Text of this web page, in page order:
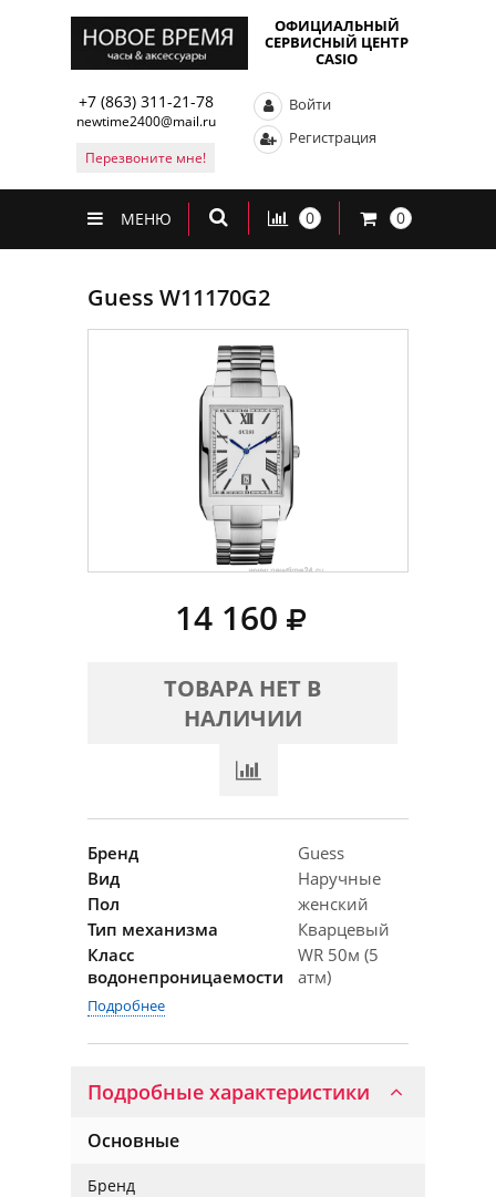
ОФИЦИАЛЬНЫЙ
СЕРВИСНЫЙ ЦЕНТР
CASIO
+7 (863) 311-21-78
newtime2400@mail.ru
Перезвоните мне!
Войти
Регистрация
МЕНЮ 0 0
Guess W11170G2
14 160
ТОВАРА НЕТ В
НАЛИЧИИ
Бренд
Guess
Вид
Наручные
Пол
женский
Тип механизма
Кварцевый
Класс
водонепроницаемости
WR 50м (5
атм)
Подробнее
Подробные характеристики
Основные
Бренд